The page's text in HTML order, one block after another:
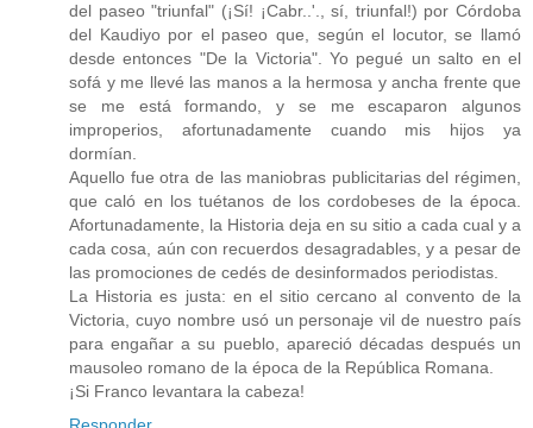
del paseo "triunfal" (¡Sí! ¡Cabr..'., sí, triunfal!) por Córdoba
del Kaudiyo por el paseo que, según el locutor, se llamó
desde entonces "De la Victoria". Yo pegué un salto en el
sofá y me llevé las manos a la hermosa y ancha frente que
se me está formando, y se me escaparon algunos
improperios, afortunadamente cuando mis hijos ya
dormían.
Aquello fue otra de las maniobras publicitarias del régimen,
que caló en los tuétanos de los cordobeses de la época.
Afortunadamente, la Historia deja en su sitio a cada cual y a
cada cosa, aún con recuerdos desagradables, y a pesar de
las promociones de cedés de desinformados periodistas.
La Historia es justa: en el sitio cercano al convento de la
Victoria, cuyo nombre usó un personaje vil de nuestro país
para engañar a su pueblo, apareció décadas después un
mausoleo romano de la época de la República Romana.
¡Si Franco levantara la cabeza!